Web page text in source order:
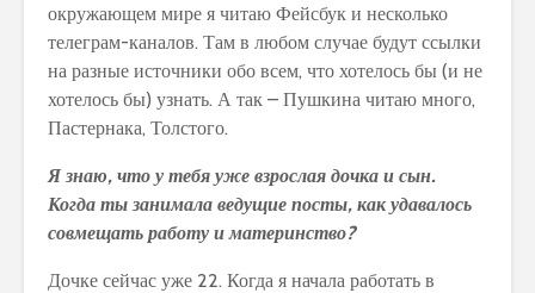
окружающем мире я читаю Фейсбук и несколько
телеграм-каналов. Там в любом случае будут ссылки
на разные источники обо всем, что хотелось бы (и не
хотелось бы) узнать. А так – Пушкина читаю много,
Пастернака, Толстого.
Я знаю, что у тебя уже взрослая дочка и сын.
Когда ты занимала ведущие посты, как удавалось
совмещать работу и материнство?
Дочке сейчас уже 22. Когда я начала работать в